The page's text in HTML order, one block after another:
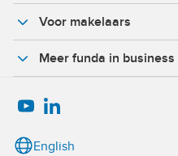
Voor makelaars
Meer funda in business
English